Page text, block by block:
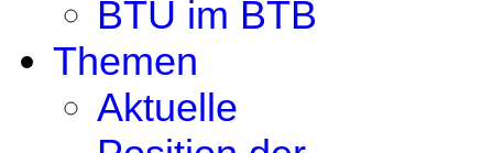
BTÜ im BTB
Themen
Aktuelle